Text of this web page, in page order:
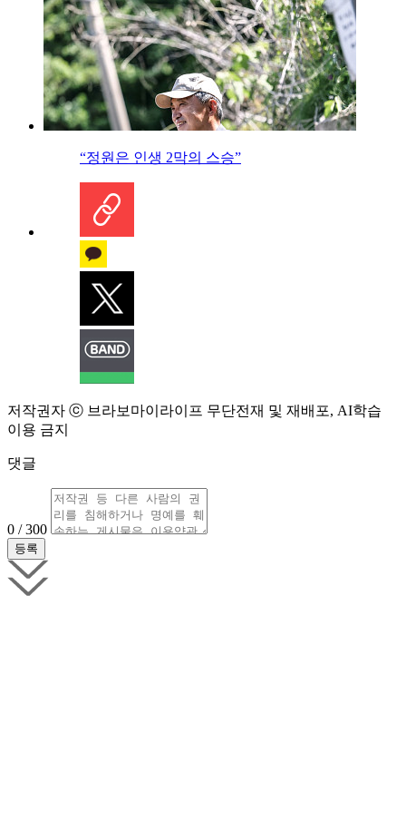
“정원은 인생 2막의 스승”
저작권자 ⓒ 브라보마이라이프 무단전재 및 재배포, AI학습
이용 금지
댓글
0 / 300